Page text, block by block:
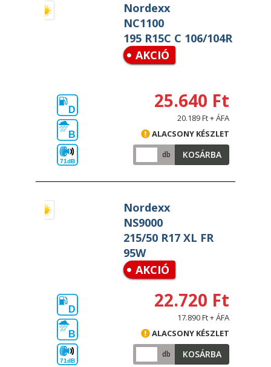
Nordexx
NC1100
195 R15C C 106/104R
AKCIÓ
D
B
71dB
25.640 Ft
20.189 Ft + ÁFA
ALACSONY KÉSZLET
db KOSÁRBA
Nordexx
NS9000
215/50 R17 XL FR
95W
AKCIÓ
D
B
71dB
22.720 Ft
17.890 Ft + ÁFA
ALACSONY KÉSZLET
db KOSÁRBA